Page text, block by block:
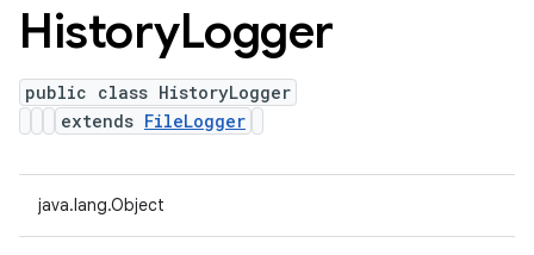
HistoryLogger
public class HistoryLogger
extends FileLogger
java.lang.Object